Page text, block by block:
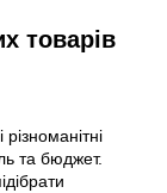
товарів
та бюджет.